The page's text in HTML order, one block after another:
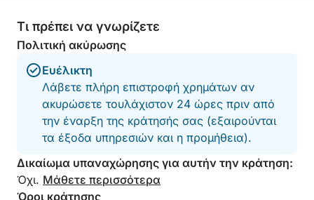
ηλιοβασίλεμα με τον τετράποδο φίλο σας.
χαλαρώσετε στο πλοίο και να απολαύσετε τα
μοναδικά χρώματα και τη μαγική ατμόσφαιρα,
ιδανική για ζευγάρια, φίλους ή μικρές παρέες.
Τι πρέπει να γνωρίζετε
Πολιτική ακύρωσης
Ευέλικτη
Λάβετε πλήρη επιστροφή χρημάτων αν
ακυρώσετε τουλάχιστον 24 ώρες πριν από
την έναρξη της κράτησής σας (εξαιρούνται
τα έξοδα υπηρεσιών και η προμήθεια).
Δικαίωμα υπαναχώρησης για αυτήν την κράτηση:
Όχι. Μάθετε περισσότερα
Όροι κράτησης